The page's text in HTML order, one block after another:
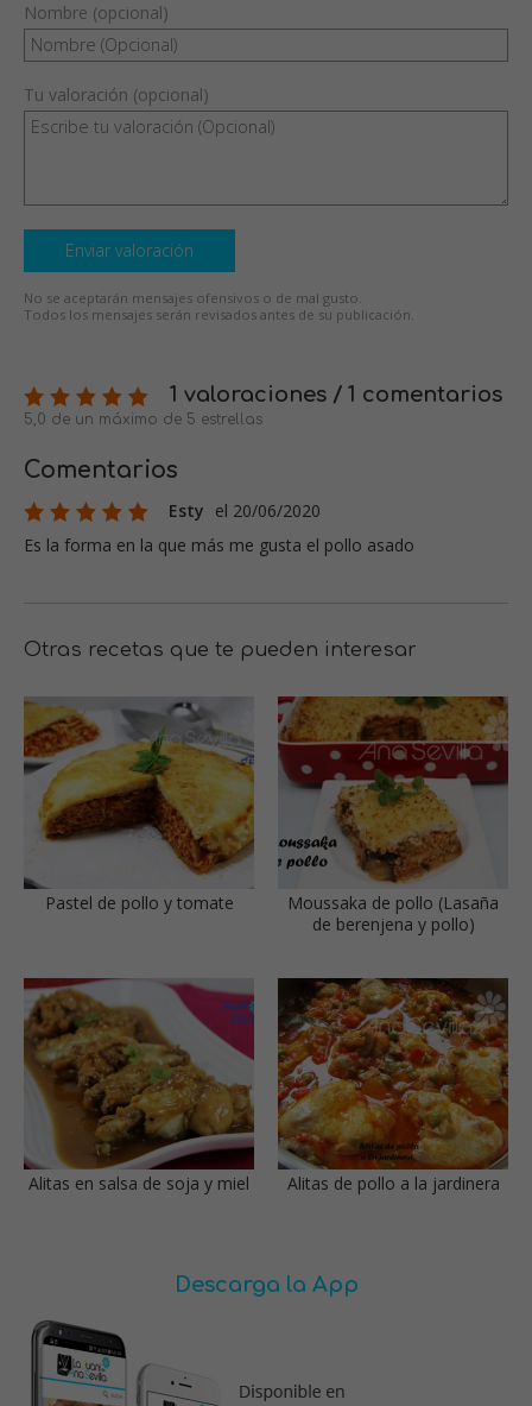
Nombre (opcional)
Tu valoración (opcional)
Enviar valoración
No se aceptarán mensajes ofensivos o de mal gusto.
Todos los mensajes serán revisados antes de su publicación.
1 valoraciones / 1 comentarios
5,0 de un máximo de 5 estrellas
Comentarios
Esty el 20/06/2020
Es la forma en la que más me gusta el pollo asado
Otras recetas que te pueden interesar
Pastel de pollo y tomate
Moussaka de pollo (Lasaña
de berenjena y pollo)
Alitas en salsa de soja y miel Alitas de pollo a la jardinera
Descarga la App